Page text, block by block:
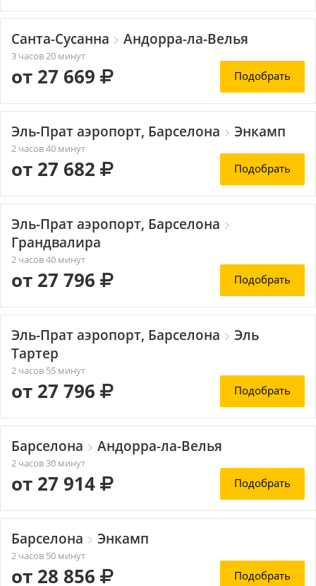
Санта-Сусанна Андорра-ла-Велья
3 часов 20 минут
от 27 669 Подобрать
Эль-Прат аэропорт, Барселона Энкамп
2 часов 40 минут
от 27 682 Подобрать
Эль-Прат аэропорт, Барселона
Грандвалира
2 часов 40 минут
от 27 796 Подобрать
Эль-Прат аэропорт, Барселона
Эль
Тартер
2 часов 55 минут
от 27 796 Подобрать
Барселона Андорра-ла-Велья
2 часов 30 минут
от 27 914 Подобрать
Барселона Энкамп
2 часов 50 минут
от 28 856 Подобрать